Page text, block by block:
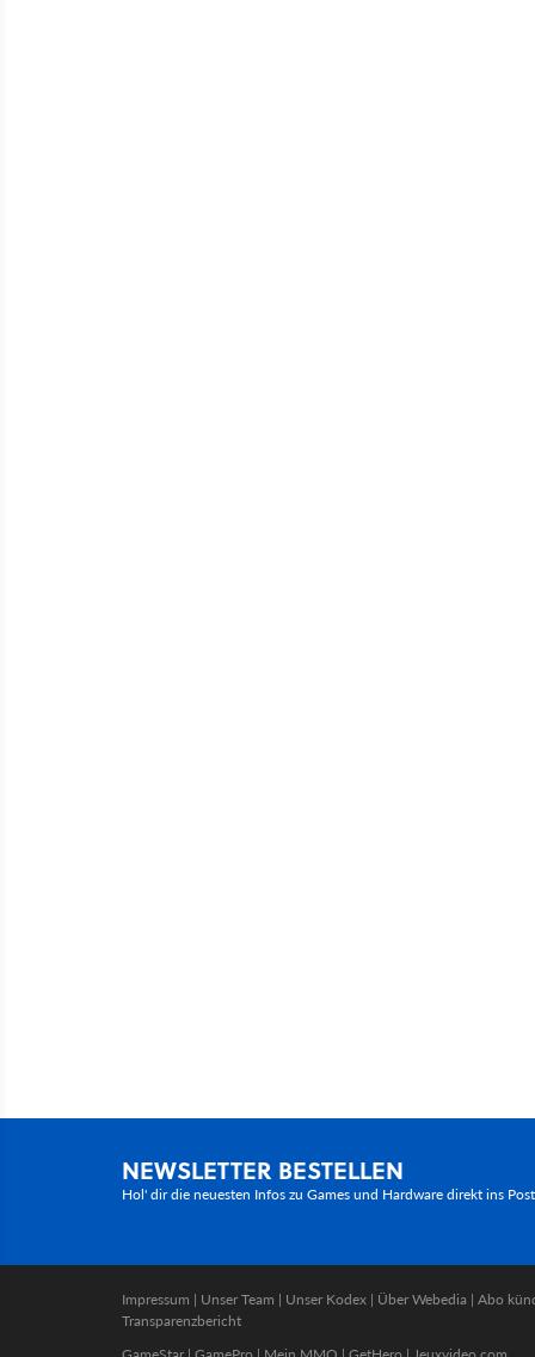
NEWSLETTER BESTELLEN
Hol' dir die neuesten Infos zu Games und Hardware direkt ins
Impressum | Unser Team | Unser Kodex | Über Webedia | Abo
Transparenzbericht